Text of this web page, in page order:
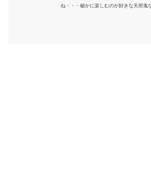
ね・・・秘かに楽しむのが好きな天邪鬼